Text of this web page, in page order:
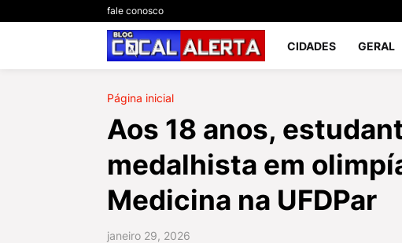
fale conosco
CIDADES GERAL
Página inicial
Aos 18 anos,
medalhista em
Medicina na UFDPar
janeiro 29, 2026